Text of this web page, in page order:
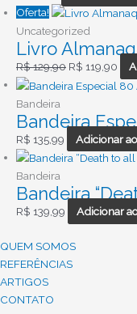
Oferta!
Uncategorized
Livro
R$129,90 R$ 119,90
Bandeira
Bandeira
R$ 135,99 Adicionar
Bandeira
Bandeira
R$ 139,99 Adicionar
QUEM SOMOS
REFERÊNCIAS
ARTIGOS
CONTATO